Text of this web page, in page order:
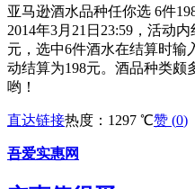
亚马逊酒水品种任你选 6件
2014年3月21日23:59，活动
元，选中6件酒水在结算时输
动结算为198元。酒品种类颇
哟！
直达链接热度：1297 ℃赞 (0)
吾爱实惠网